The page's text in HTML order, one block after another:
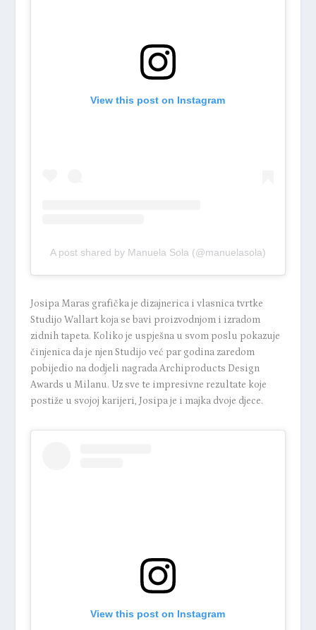
View this post on Instagram
A post shared by Manuela Sola (@manuelasola)
Josipa Maras grafička je dizajnerica i vlasnica tvrtke
Studijo Wallart koja se bavi proizvodnjom i izradom
zidnih tapeta. Koliko je uspješna u svom poslu pokazuje
činjenica da je njen Studijo već par godina zaredom
pobijedio na dodjeli nagrada Archiproducts Design
Awards u Milanu. Uz sve te impresivne rezultate koje
postiže u svojoj karijeri, Josipa je i majka dvoje djece.
View this post on Instagram